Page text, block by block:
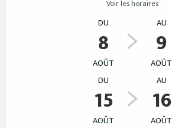
Voir les horaires
DU
8
AOÛT
AU
9
AOÛT
DU
15
AOÛT
AU
16
AOÛT